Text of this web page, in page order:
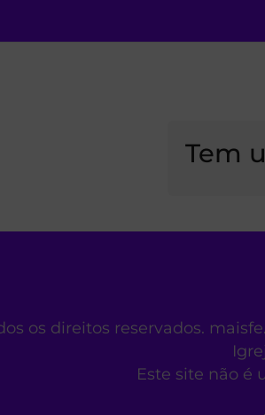
Tem
os direitos reservados.
Este site não é